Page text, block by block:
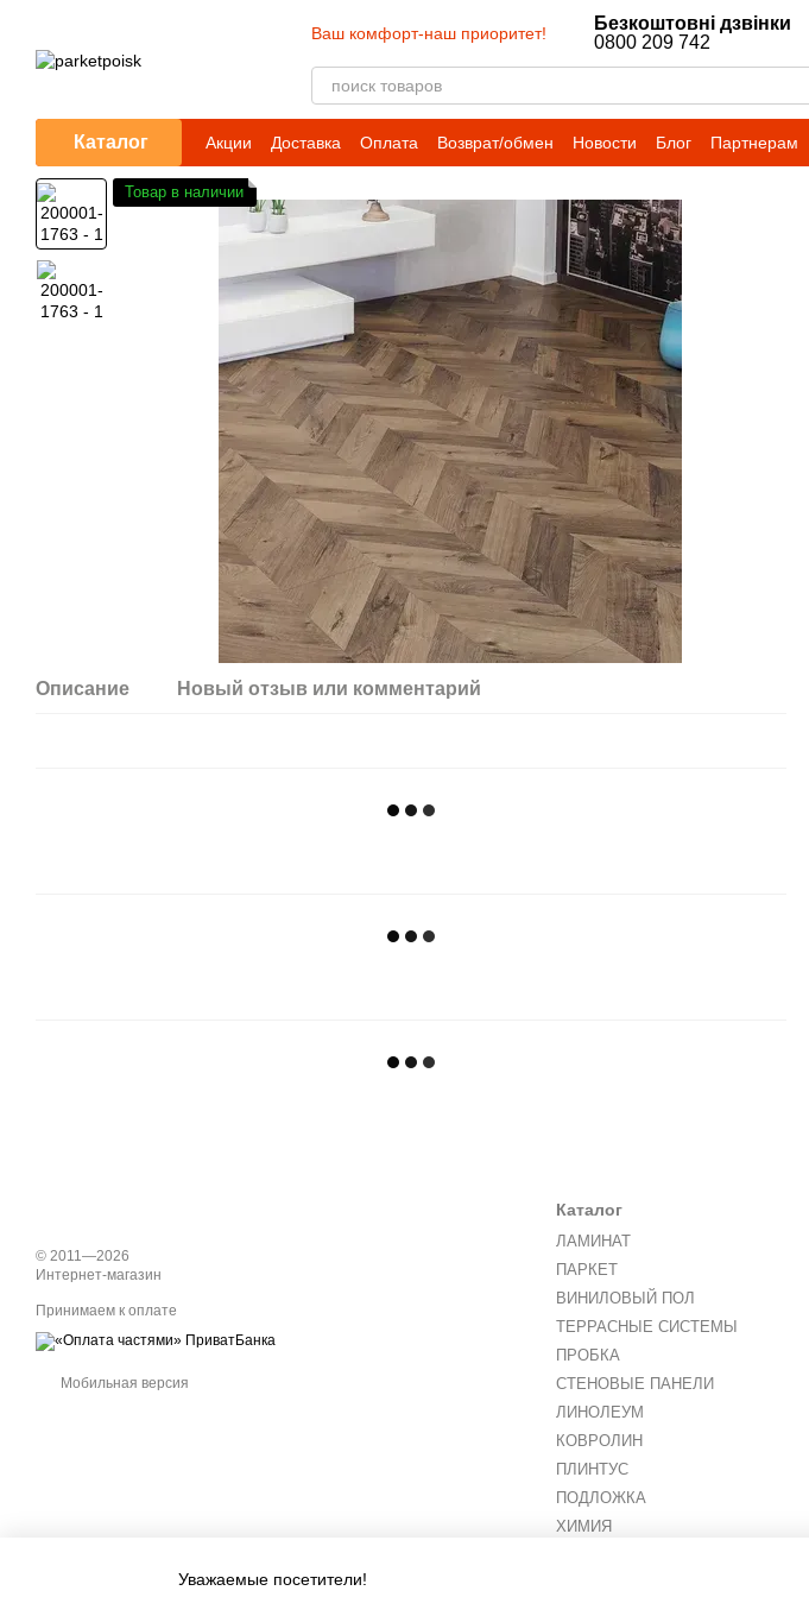
Ваш комфорт-наш приоритет!
Безкоштовні дзвінки
0800 209 742
Каталог Акции Доставка Оплата Возврат/обмен Новости Блог Партнерам
Товар в наличии
Описание Новый отзыв или комментарий
© 2011—2026
Интернет-магазин
Принимаем к оплате
Мобильная версия
Каталог
ЛАМИНАТ
ПАРКЕТ
ВИНИЛОВЫЙ ПОЛ
ТЕРРАСНЫЕ СИСТЕМЫ
ПРОБКА
СТЕНОВЫЕ ПАНЕЛИ
ЛИНОЛЕУМ
КОВРОЛИН
ПЛИНТУС
ПОДЛОЖКА
ХИМИЯ
Уважаемые посетители!